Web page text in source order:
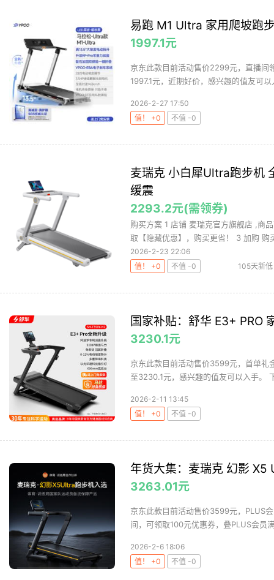
易跑 M1 Ultra 家用爬坡跑
1997.1元
京东此款目前活动售价2299元，直播间
1997.1元，近期好价，感兴趣的值友可
2026-2-27 17:50
值！ +0
不值 -0
麦瑞克 小白犀Ultra跑步机
缓震
2293.2元(需领券)
购买方案 1 店铺 麦瑞克官方旗舰店 ,商
取【隐藏优惠】，购买更省！ 3 加购 购
2026-2-23 22:06
值！ +0
不值 -0 105天新低
国家补贴：舒华 E3+ PRO
3230.1元
京东此款目前活动售价3599元，首单礼
至3230.1元，感兴趣的值友可以入手。
2026-2-11 13:45
值！ +0
不值 -0
年货大集：麦瑞克 幻影
3263.01元
京东此款目前活动售价3599元，PLUS
间，可领取100元优惠券，叠PLUS会员
2026-2-6 18:06
值！ +0
不值 -0